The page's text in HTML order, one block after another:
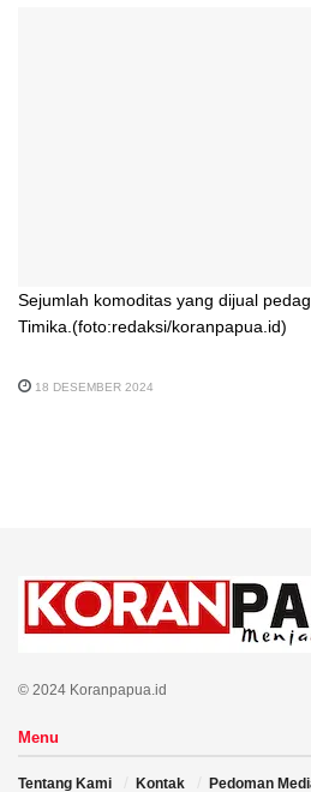
Sejumlah komoditas yang dijual
Timika.(foto:redaksi/koranpapua.id)
18 DESEMBER 2024
© 2024 Koranpapua.id
Menu
Tentang Kami Kontak Pedoman